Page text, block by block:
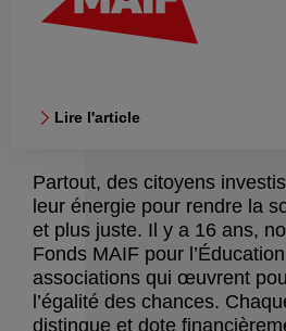
Lire l'article
Partout, des citoyens
leur énergie pour rendre la
et plus juste. Il y a 16 ans,
Fonds MAIF pour
associations qui œuvrent
l’égalité des chances.
distingue et dote